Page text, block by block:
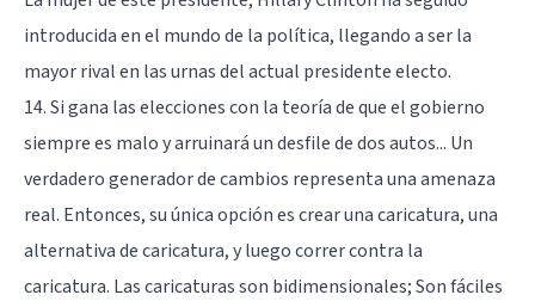
introducida en el mundo de la política, llegando a ser la
mayor rival en las urnas del actual presidente electo.
14. Si gana las elecciones con la teoría de que el gobierno
siempre es malo y arruinará un desfile de dos autos... Un
verdadero generador de cambios representa una amenaza
real. Entonces, su única opción es crear una caricatura, una
alternativa de caricatura, y luego correr contra la
caricatura. Las caricaturas son bidimensionales; Son fáciles